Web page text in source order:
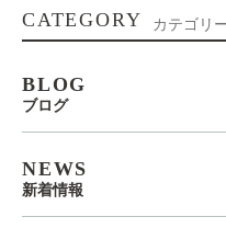
CATEGORY カテゴリ
BLOG
ブログ
NEWS
新着情報